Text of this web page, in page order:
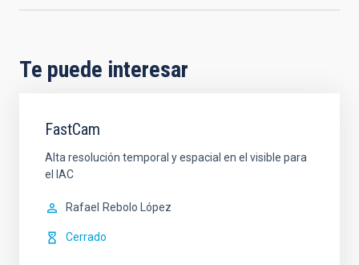
Te puede interesar
FastCam
Alta resolución temporal y espacial en el visible para
el IAC
Rafael Rebolo López
Cerrado